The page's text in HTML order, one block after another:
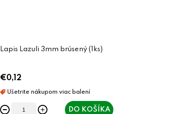
Lapis Lazuli 3mm brúsený (1ks)
€0,12
DO KOŠÍKA